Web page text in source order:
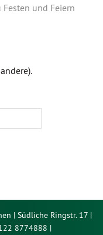
und Feiern
| Südliche Ringstr. 17 |
8774888 |